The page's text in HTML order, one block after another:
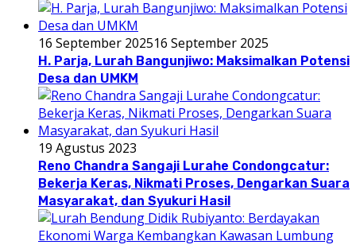
16 September 202516 September 2025
H. Parja, Lurah Bangunjiwo: Maksimalkan Potensi
Desa dan UMKM
19 Agustus 2023
Reno Chandra Sangaji Lurahe Condongcatur:
Bekerja Keras, Nikmati Proses, Dengarkan Suara
Masyarakat, dan Syukuri Hasil